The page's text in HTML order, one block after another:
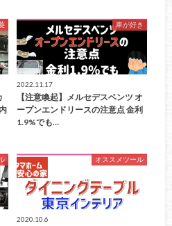
車が好き
2022.11.17
【注意喚起】メルセデスベンツ オ
ープンエンドリースの注意点 金利
1.9%でも…
オススメツール
2020.10.6